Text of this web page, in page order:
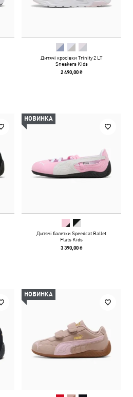
Дитячі кросівки Trinity 2 LT
Sneakers Kids
2 490,00 ₴
НОВИНКА
Дитячі балетки Speedcat Ballet
Flats Kids
3 390,00 ₴
НОВИНКА